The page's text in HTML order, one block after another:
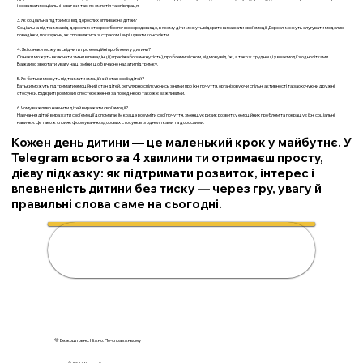
і розвивати соціальні навички, такі як емпатія та співпраця.
3. Як соціальна підтримка від дорослих впливає на дітей?
Соціальна підтримка від дорослих створює безпечне середовище, в якому діти можуть відкрито виражати свої емоції. Дорослі можуть слугувати моделлю
поведінки, показуючи, як справлятися зі стресом і вирішувати конфлікти.
4. Які ознаки можуть свідчити про емоційні проблеми у дитини?
Ознаки можуть включати зміни в поведінці (агресія або замкнутість), проблеми зі сном, відмову від їжі, а також труднощі у взаємодії з однолітками.
Важливо звертати увагу на ці зміни, щоб вчасно надати підтримку.
5. Як батьки можуть підтримати емоційний стан своїх дітей?
Батьки можуть підтримати емоційний стан дітей, регулярно спілкуючись з ними про їхні почуття, організовуючи спільні активності та заохочуючи дружні
стосунки. Відкриті розмови і спостереження за поведінкою також є важливими.
6. Чому важливо навчити дітей виражати свої емоції?
Навчання дітей виражати свої емоції допомагає їм краще розуміти свої почуття, зменшує ризик розвитку емоційних проблем та покращує їхні соціальні
навички. Це також сприяє формуванню здорових стосунків із однолітками та дорослими.
Кожен день дитини — це маленький крок у майбутнє. У
Telegram всього за 4 хвилини ти отримаєш просту,
дієву підказку: як підтримати розвиток, інтерес і
впевненість дитини без тиску — через гру, увагу й
правильні слова саме на сьогодні.
💚 Безкоштовно. Ніжно. По-справжньому